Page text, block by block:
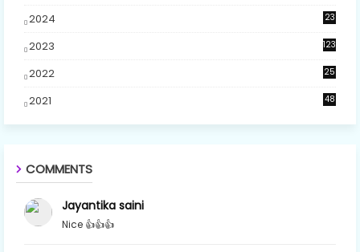
2024
23
2023 123
2022 25
2021 48
COMMENTS
Jayantika saini
Nice 👍👍👍